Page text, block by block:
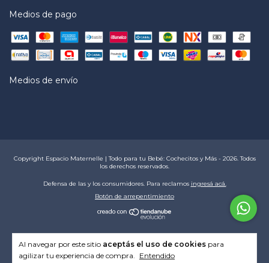
Al navegar por este sitio aceptás el uso de cookies para
agilizar tu experiencia de compra. Entendido
Medios de pago
Medios de envío
Copyright Espacio Maternelle | Todo para tu Bebé: Cochecitos y Más - 2026. Todos
los derechos reservados.
Defensa de las y los consumidores. Para reclamos ingresá acá.
Botón de arrepentimiento